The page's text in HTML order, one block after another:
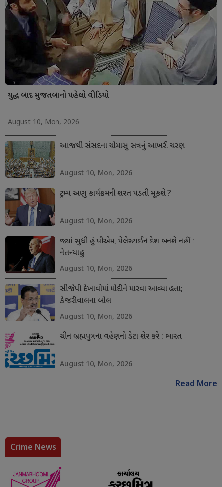
યુદ્ધ બાદ મુજતબાનો પહેલો વીડિયો
August 10, Mon, 2026
આજથી સંસદના ચોમાસુ સત્રનું આખરી ચરણ
August 10, Mon, 2026
ટ્રમ્પ અણુ કાર્યક્રમની શરત પડતી મૂકશે ?
August 10, Mon, 2026
જ્યાં સુધી હું પીએમ, પેલેસ્ટાઈન દેશ બનશે નહીં :
નેતન્યાહુ
August 10, Mon, 2026
સીજેપી દેખાવોમાં મોદીને મારવા આવ્યા હતા;
કેજરીવાલના બોલ
August 10, Mon, 2026
ચીન બ્રહ્મપુત્રના વહેણનો ડેટા શેર કરે : ભારત
August 10, Mon, 2026
Read More
Crime News